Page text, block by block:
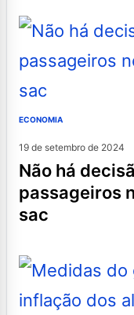
ECONOMIA
19 de setembro de 2024
não há decisão sobre aumentar
passageiros
sac